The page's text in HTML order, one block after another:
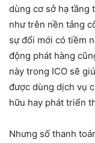
dùng cơ sở hạ tầng
như trên nền tảng
sự đổi mới có tiềm
động phát hàng
này trong ICO sẽ
được dùng dịch vụ
hữu hay phát triển
Nhưng số thanh